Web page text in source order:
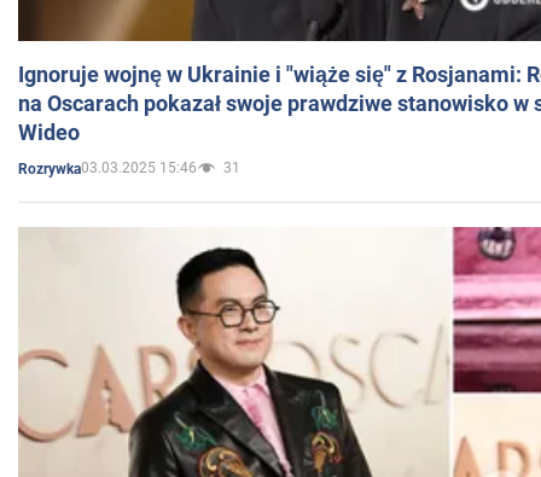
Ignoruje wojnę w Ukrainie i "wiąże się" z Rosjanami:
na Oscarach pokazał swoje prawdziwe stanowisko w
Wideo
Rozrywka03.03.2025 15:46 31